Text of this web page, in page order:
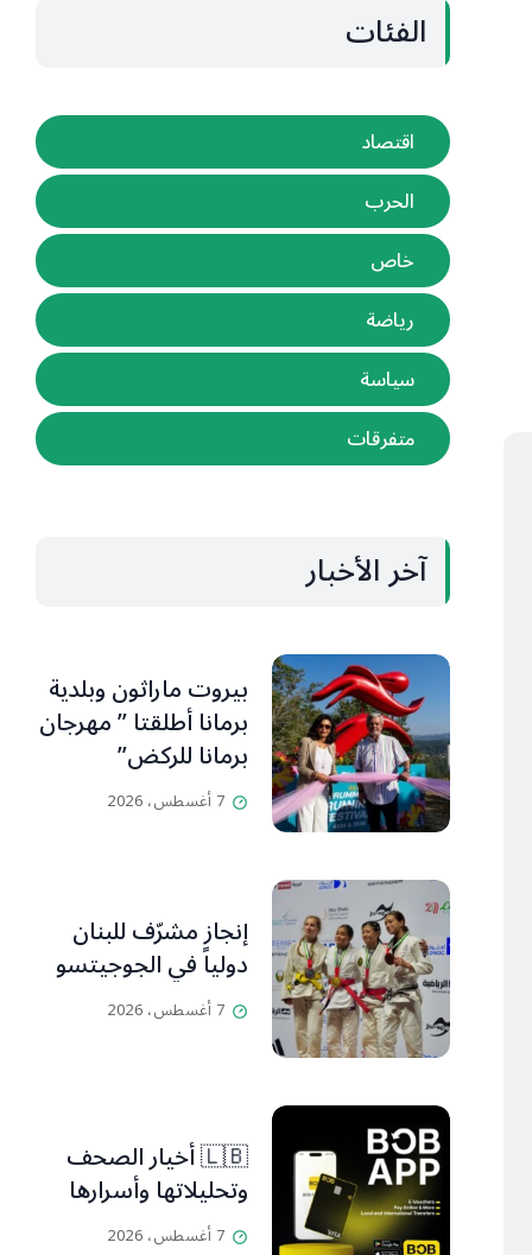
الفئات
اقتصاد
الحرب
خاص
رياضة
سياسة
متفرقات
آخر الأخبار
بيروت ماراثون وبلدية
برمانا أطلقتا ” مهرجان
برمانا للركض”
7 أغسطس، 2026
إنجاز مشرّف للبنان
دولياً في الجوجيتسو
7 أغسطس، 2026
🇱🇧 أخيار الصحف
وتحليلاتها وأسرارها
7 أغسطس، 2026